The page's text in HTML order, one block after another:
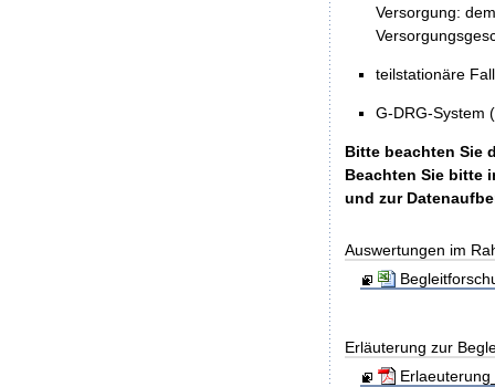
Versorgung:
teilstationäre
G-DRG-System
Bitte beachten Sie
Beachten Sie bitte
und zur
Auswertungen im
Erläuterung zur